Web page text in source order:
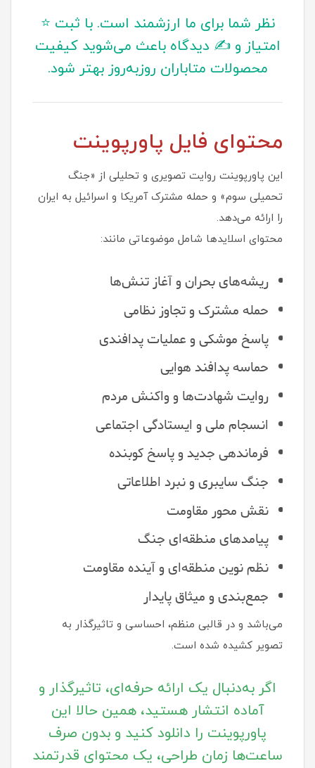
نظر شما برای ما ارزشمند است. با ثبت ⭐
امتیاز و ✍️ دیدگاه باعث می‌شوید کیفیت
محصولات متاباران روزبه‌روز بهتر شود.
محتوای فایل پاورپوینت
این پاورپوینت روایت تصویری و تحلیلی از «جنگ
تحمیلی سوم» و حمله مشترک آمریکا و اسرائیل به ایران
را ارائه می‌دهد.
محتوای اسلایدها شامل موضوعاتی مانند:
ریشه‌های بحران و آغاز تنش‌ها
حمله مشترک و تجاوز نظامی
پاسخ موشکی و عملیات پدافندی
حماسه پدافند هوایی
روایت شهادت‌ها و واکنش مردم
انسجام ملی و ایستادگی اجتماعی
فرماندهی جدید و پاسخ کوبنده
جنگ سایبری و نبرد اطلاعاتی
نقش محور مقاومت
پیامدهای منطقه‌ای جنگ
نظم نوین منطقه‌ای و آینده مقاومت
جمع‌بندی و میثاق پایدار
می‌باشد و در قالبی منظم، احساسی و تاثیرگذار به
تصویر کشیده شده است.
اگر به‌دنبال یک ارائه حرفه‌ای، تاثیرگذار و
آماده انتشار هستید، همین حالا این
پاورپوینت را دانلود کنید و بدون صرف
ساعت‌ها زمان طراحی، یک محتوای قدرتمند